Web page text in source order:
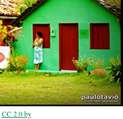
CC 2.0 by